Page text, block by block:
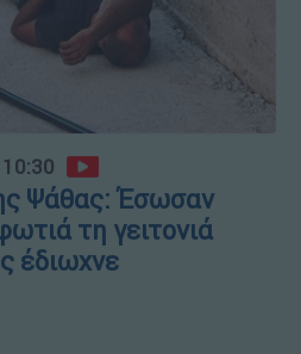
Ψάθας: Έσωσαν
τη γειτονιά
έδιωχνε